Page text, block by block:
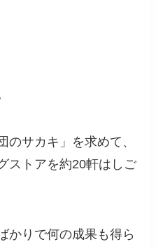
のサカキ」を求めて、
ストアを約20軒はしご
かりで何の成果も得ら